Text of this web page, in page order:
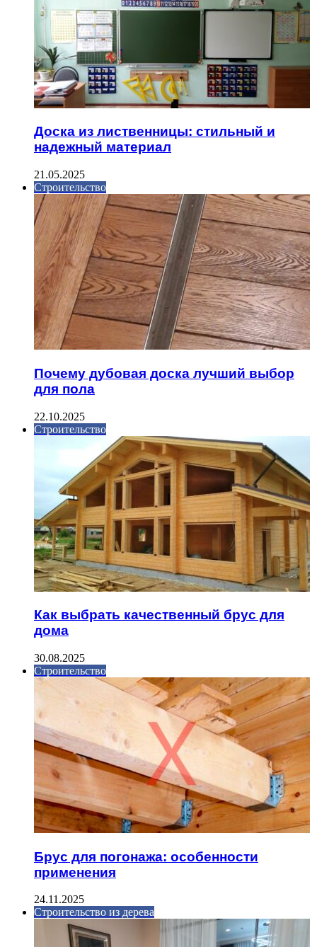
Доска из лиственницы: стильный и
надежный материал
21.05.2025
Строительство
Почему дубовая доска лучший выбор
для пола
22.10.2025
Строительство
Как выбрать качественный брус для
дома
30.08.2025
Строительство
Брус для погонажа: особенности
применения
24.11.2025
Строительство из дерева